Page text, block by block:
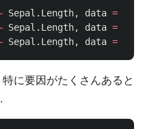
Sepal.Length, data =
Sepal.Length, data =
Sepal.Length, data =
に要因がたくさんあると